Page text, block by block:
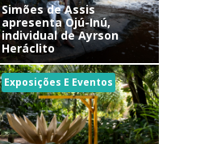
Simões de Assis
apresenta Ojú-Inú,
individual de Ayrson
Heráclito
Exposições E Eventos